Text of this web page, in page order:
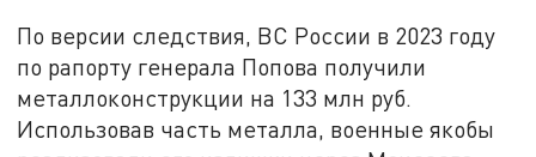
По версии следствия, ВС России в 2023 году
по рапорту генерала Попова получили
металлоконструкции на 133 млн руб.
Использовав часть металла, военные якобы